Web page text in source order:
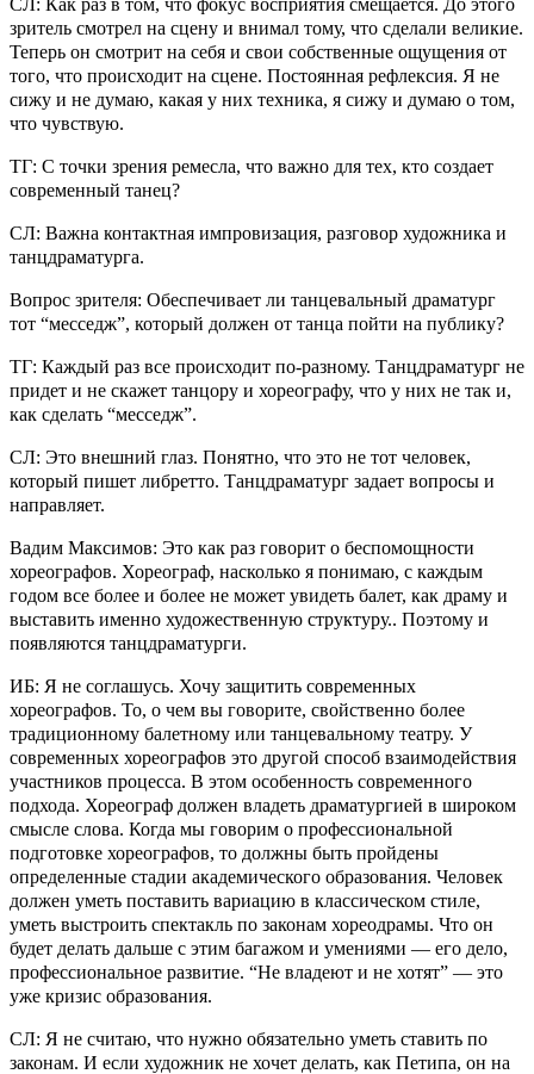
зритель смотрел на сцену и внимал тому, что сделали великие.
Теперь он смотрит на себя и свои собственные ощущения от
того, что происходит на сцене. Постоянная рефлексия. Я не
сижу и не думаю, какая у них техника, я сижу и думаю о том,
что чувствую.
ТГ: С точки зрения ремесла, что важно для тех, кто создает
современный танец?
СЛ: Важна контактная импровизация, разговор художника и
танцдраматурга.
Вопрос зрителя: Обеспечивает ли танцевальный драматург
тот “месседж”, который должен от танца пойти на публику?
ТГ: Каждый раз все происходит по-разному. Танцдраматург не
придет и не скажет танцору и хореографу, что у них не так и,
как сделать “месседж”.
СЛ: Это внешний глаз. Понятно, что это не тот человек,
который пишет либретто. Танцдраматург задает вопросы и
направляет.
Вадим Максимов: Это как раз говорит о беспомощности
хореографов. Хореограф, насколько я понимаю, с каждым
годом все более и более не может увидеть балет, как драму и
выставить именно художественную структуру.. Поэтому и
появляются танцдраматурги.
ИБ: Я не соглашусь. Хочу защитить современных
хореографов. То, о чем вы говорите, свойственно более
традиционному балетному или танцевальному театру. У
современных хореографов это другой способ взаимодействия
участников процесса. В этом особенность современного
подхода. Хореограф должен владеть драматургией в широком
смысле слова. Когда мы говорим о профессиональной
подготовке хореографов, то должны быть пройдены
определенные стадии академического образования. Человек
должен уметь поставить вариацию в классическом стиле,
уметь выстроить спектакль по законам хореодрамы. Что он
будет делать дальше с этим багажом и умениями — его дело,
профессиональное развитие. “Не владеют и не хотят” — это
уже кризис образования.
СЛ: Я не считаю, что нужно обязательно уметь ставить по
законам. И если художник не хочет делать, как Петипа, он на